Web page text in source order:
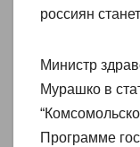
россиян
Министр
Мурашко в
Программе